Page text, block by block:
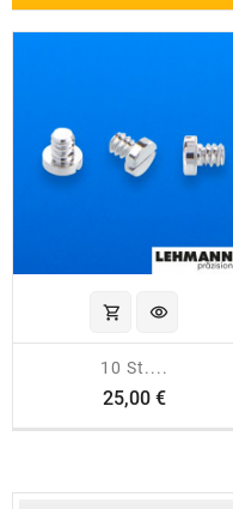
shopping_cart visibility
10 St....
25,00 €Preis